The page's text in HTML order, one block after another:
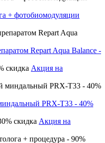
+ фотобиомодуляции
Repart Aqua Balance -
Акция на
PRX-T33 - 40%
Акция на